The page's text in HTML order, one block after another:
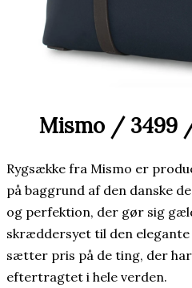
Mismo / 3499
Rygsække fra Mismo er
på baggrund af den danske
og perfektion, der gør sig
skræddersyet til den
sætter pris på de ting, der
eftertragtet i hele verden.